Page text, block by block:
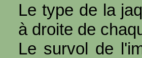
Le type de la
à droite de
Le survol de